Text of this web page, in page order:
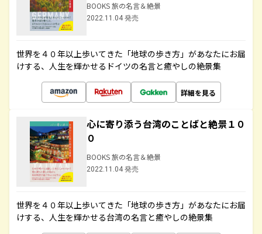
BOOKS 旅の名言＆絶景
2022.11.04 発売
世界を４０年以上歩いてきた「地球の歩き方」があなたにお届
けする、人生を輝かせるドイツの名言と癒やしの絶景集
詳細を見る
心に寄り添う台湾のことばと絶景１０
０
BOOKS 旅の名言＆絶景
2022.11.04 発売
世界を４０年以上歩いてきた「地球の歩き方」があなたにお届
けする、人生を輝かせる台湾の名言と癒やしの絶景集